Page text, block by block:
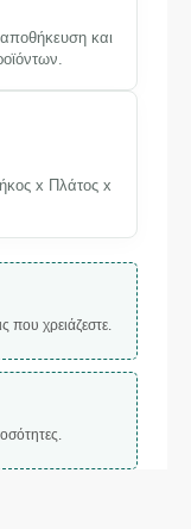
και
x Πλάτος x
που χρειάζεστε.